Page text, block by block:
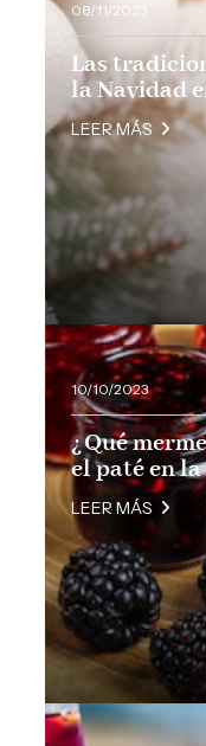
08/11/2023
Las
la Navidad
LEER MÁS
10/10/2023
¿Qué
el paté en
LEER MÁS